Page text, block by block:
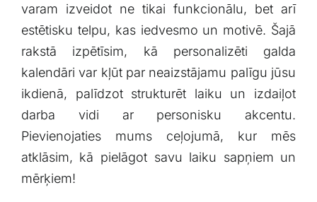
English
varam ⁣izveidot ne tikai funkcionālu, bet arī
estētisku telpu,⁣ kas iedvesmo ​un motivē. Šajā
rakstā izpētīsim, kā personalizēti galda
kalendāri var kļūt par neaizstājamu palīgu jūsu
ikdienā, palīdzot strukturēt laiku un⁤ izdaiļot
darba‌ vidi ar personisku akcentu.
Pievienojaties mums⁢ ceļojumā, kur ‍mēs
⁢atklāsim, kā pielāgot savu laiku sapņiem un
mērķiem!